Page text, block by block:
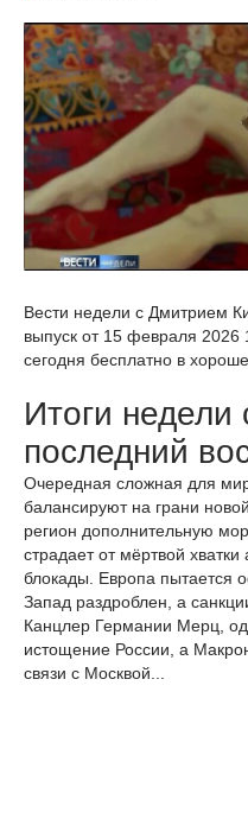
Вести недели с Дмитрием
выпуск от 15 февраля 2026
сегодня бесплатно в
Итоги
последний
Очередная сложная для
балансируют на грани
регион дополнительную
страдает от мёртвой
блокады. Европа пытается
Запад раздроблен, а
Канцлер Германии Мерц,
истощение России, а
связи с Москвой...